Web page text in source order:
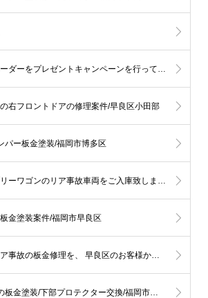
最新のドライブレコーダーをプレゼントキャンペーンを行っております。
右フロントドアの修理案件/早良区小田部
パー板金塗装/福岡市博多区
板金塗装案件でエブリーワゴンのリア事故車両をご入庫致しました/福岡市城南区
金塗装案件/福岡市早良区
ホンダフィットのリア事故の板金修理を、 早良区のお客様からご依頼頂きました
マツダcx5の左ドアの板金塗装/下部プロテクター交換/福岡市早良区